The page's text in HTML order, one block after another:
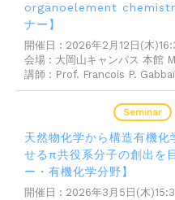
organoelement
ナー】
開催日 : 2026年2月12日(木
会場 : 大岡山キャンパス 本館
講師 : Prof. Francois P.
天然物化学から構造有機
せるπ共役系分子の創出を
ー・有機化学分野】
開催日 : 2026年3月5日(木
Seminar